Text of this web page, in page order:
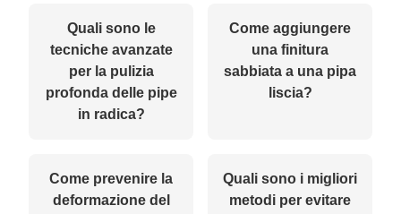
Quali sono le
tecniche avanzate
per la pulizia
profonda delle pipe
in radica?
Come aggiungere
una finitura
sabbiata a una pipa
liscia?
Come prevenire la
deformazione del
Quali sono i migliori
metodi per evitare